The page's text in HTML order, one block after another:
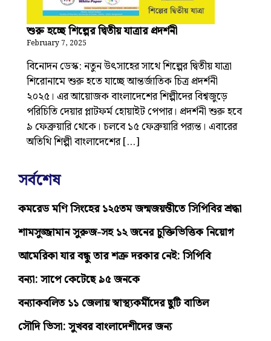
শুরু হচ্ছে শিল্পের দ্বিতীয় যাত্রার প্রদর্শনী
February 7, 2025
বিনোদন ডেস্ক: নতুন উৎসাহের সাথে শিল্পের দ্বিতীয় যাত্রা
শিরোনামে শুরু হতে যাচ্ছে আন্তর্জাতিক চিত্র প্রদর্শনী
২০২৫। এর আয়োজক বাংলাদেশের শিল্পীদের বিশ্বজুড়ে
পরিচিতি দেয়ার প্লাটফর্ম হোয়াইট পেপার। প্রদর্শনী শুরু হবে
৯ ফেব্রুয়ারি থেকে। চলবে ১৫ ফেব্রুয়ারি পর‌্যন্ত। এবারের
অতিথি শিল্পী বাংলাদেশের […]
সর্বশেষ
কমরেড মণি সিংহের ১২৫তম জন্মজয়ন্তীতে সিপিবির শ্রদ্ধা
শামসুজ্জামান সুরুজ-সহ ১২ জনের চুক্তিভিত্তিক নিয়োগ
আমেরিকা যার বন্ধু তার শত্রু দরকার নেই: সিপিবি
বন্যা: সাপে কেটেছে ৯৫ জনকে
বন্যাকবলিত ১১ জেলায় স্বাস্থ্যকর্মীদের ছুটি বাতিল
সৌদি ভিসা: সুখবর বাংলাদেশীদের জন্য